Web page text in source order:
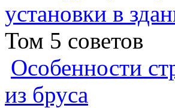
установки в
Том 5 советов
Особенности
из бруса